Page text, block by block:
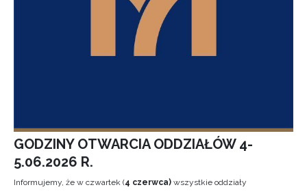
GODZINY OTWARCIA ODDZIAŁÓW 4-
5.06.2026 R.
Informujemy, że w czwartek (4 czerwca) wszystkie oddziały